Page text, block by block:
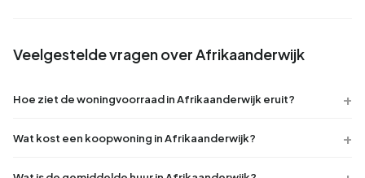
Veelgestelde vragen over Afrikaanderwijk
Hoe ziet de woningvoorraad in Afrikaanderwijk eruit?
Wat kost een koopwoning in Afrikaanderwijk?